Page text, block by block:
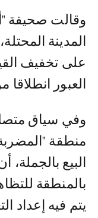
وقالت صحيفة
المدينة
على تخفيف
العبور
وفي سياق
منطقة
البيع
بالمنطقة
يتم فيه إعداد